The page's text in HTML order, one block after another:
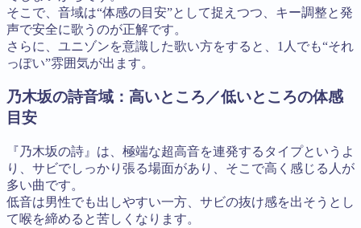
そこで、音域は“体感の目安”として捉えつつ、キー調整と発
声で安全に歌うのが正解です。
さらに、ユニゾンを意識した歌い方をすると、1人でも“それ
っぽい”雰囲気が出ます。
乃木坂の詩音域：高いところ／低いところの体感
目安
『乃木坂の詩』は、極端な超高音を連発するタイプというよ
り、サビでしっかり張る場面があり、そこで高く感じる人が
多い曲です。
低音は男性でも出しやすい一方、サビの抜け感を出そうとし
て喉を締めると苦しくなります。